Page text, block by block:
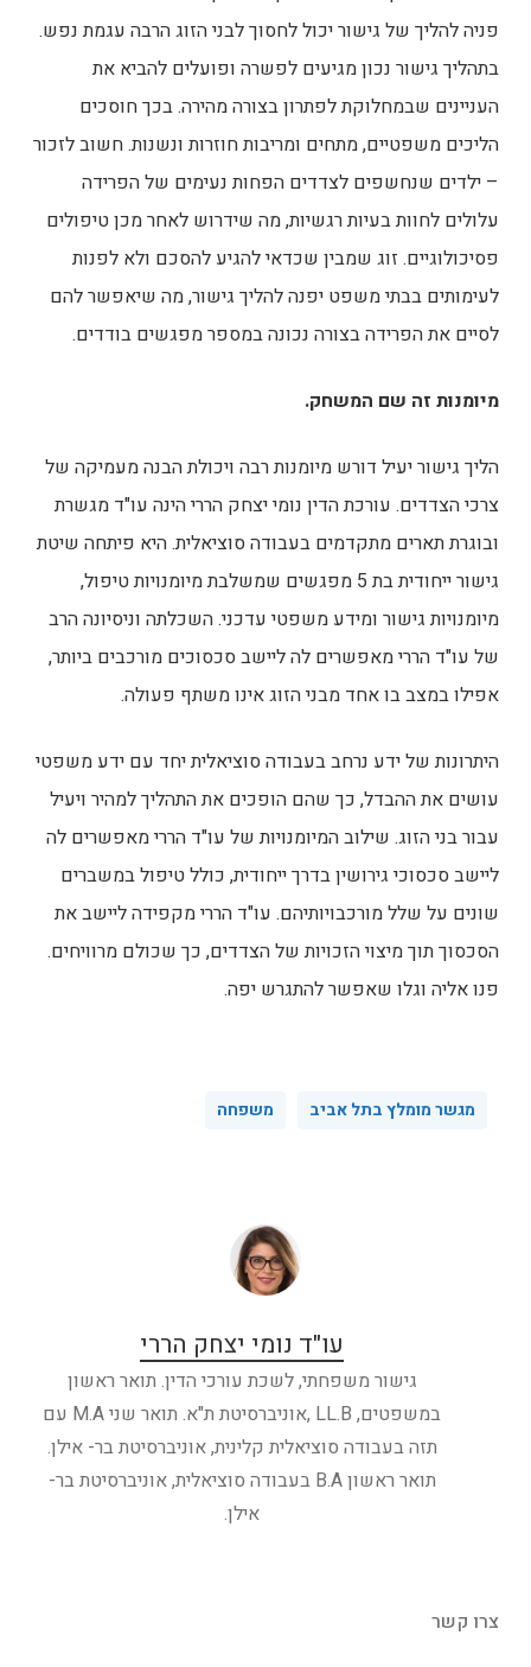
פניה להליך של גישור יכול לחסוך לבני הזוג הרבה עגמת נפש.
בתהליך גישור נכון מגיעים לפשרה ופועלים להביא את
העניינים שבמחלוקת לפתרון בצורה מהירה. בכך חוסכים
הליכים משפטיים, מתחים ומריבות חוזרות ונשנות. חשוב לזכור
– ילדים שנחשפים לצדדים הפחות נעימים של הפרידה
עלולים לחוות בעיות רגשיות, מה שידרוש לאחר מכן טיפולים
פסיכולוגיים. זוג שמבין שכדאי להגיע להסכם ולא לפנות
לעימותים בבתי משפט יפנה להליך גישור, מה שיאפשר להם
לסיים את הפרידה בצורה נכונה במספר מפגשים בודדים.
מיומנות זה שם המשחק.
הליך גישור יעיל דורש מיומנות רבה ויכולת הבנה מעמיקה של
צרכי הצדדים. עורכת הדין נומי יצחק הררי הינה עו"ד מגשרת
ובוגרת תארים מתקדמים בעבודה סוציאלית. היא פיתחה שיטת
גישור ייחודית בת 5 מפגשים שמשלבת מיומנויות טיפול,
מיומנויות גישור ומידע משפטי עדכני. השכלתה וניסיונה הרב
של עו"ד הררי מאפשרים לה ליישב סכסוכים מורכבים ביותר,
אפילו במצב בו אחד מבני הזוג אינו משתף פעולה.
היתרונות של ידע נרחב בעבודה סוציאלית יחד עם ידע משפטי
עושים את ההבדל, כך שהם הופכים את התהליך למהיר ויעיל
עבור בני הזוג. שילוב המיומנויות של עו"ד הררי מאפשרים לה
ליישב סכסוכי גירושין בדרך ייחודית, כולל טיפול במשברים
שונים על שלל מורכבויותיהם. עו"ד הררי מקפידה ליישב את
הסכסוך תוך מיצוי הזכויות של הצדדים, כך שכולם מרוויחים.
פנו אליה וגלו שאפשר להתגרש יפה.
מגשר מומלץ בתל אביב משפחה
עו"ד נומי יצחק הררי
גישור משפחתי, לשכת עורכי הדין. תואר ראשון
במשפטים, LL.B ,אוניברסיטת ת"א. תואר שני M.A עם
תזה בעבודה סוציאלית קלינית, אוניברסיטת בר- אילן.
תואר ראשון B.A בעבודה סוציאלית, אוניברסיטת בר-
אילן.
צרו קשר